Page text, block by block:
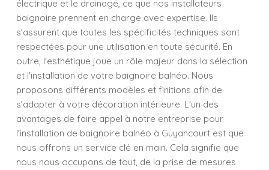
électrique et le drainage, ce que nos installateurs
baignoire prennent en charge avec expertise. Ils
s’assurent que toutes les spécificités techniques sont
respectées pour une utilisation en toute sécurité. En
outre, l'esthétique joue un rôle majeur dans la sélection
et l'installation de votre baignoire balnéo. Nous
proposons différents modèles et finitions afin de
s’adapter à votre décoration intérieure. L'un des
avantages de faire appel à notre entreprise pour
l'installation de baignoire balnéo à Guyancourt est que
nous offrons un service clé en main. Cela signifie que
nous nous occupons de tout, de la prise de mesures